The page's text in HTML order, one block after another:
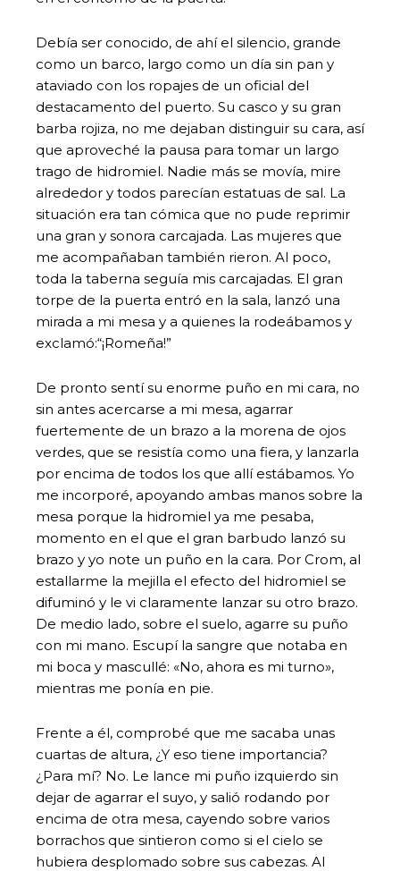
Debía ser conocido, de ahí el silencio, grande
como un barco, largo como un día sin pan y
ataviado con los ropajes de un oficial del
destacamento del puerto. Su casco y su gran
barba rojiza, no me dejaban distinguir su cara, así
que aproveché la pausa para tomar un largo
trago de hidromiel. Nadie más se movía, mire
alrededor y todos parecían estatuas de sal. La
situación era tan cómica que no pude reprimir
una gran y sonora carcajada. Las mujeres que
me acompañaban también rieron. Al poco,
toda la taberna seguía mis carcajadas. El gran
torpe de la puerta entró en la sala, lanzó una
mirada a mi mesa y a quienes la rodeábamos y
exclamó:“¡Romeña!”
De pronto sentí su enorme puño en mi cara, no
sin antes acercarse a mi mesa, agarrar
fuertemente de un brazo a la morena de ojos
verdes, que se resistía como una fiera, y lanzarla
por encima de todos los que allí estábamos. Yo
me incorporé, apoyando ambas manos sobre la
mesa porque la hidromiel ya me pesaba,
momento en el que el gran barbudo lanzó su
brazo y yo note un puño en la cara. Por Crom, al
estallarme la mejilla el efecto del hidromiel se
difuminó y le vi claramente lanzar su otro brazo.
De medio lado, sobre el suelo, agarre su puño
con mi mano. Escupí la sangre que notaba en
mi boca y mascullé: «No, ahora es mi turno»,
mientras me ponía en pie.
Frente a él, comprobé que me sacaba unas
cuartas de altura, ¿Y eso tiene importancia?
¿Para mí? No. Le lance mi puño izquierdo sin
dejar de agarrar el suyo, y salió rodando por
encima de otra mesa, cayendo sobre varios
borrachos que sintieron como si el cielo se
hubiera desplomado sobre sus cabezas. Al